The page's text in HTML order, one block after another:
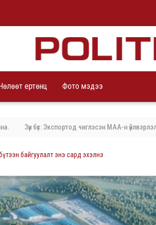
ертөнц Фото мэдээ
Зүүн бүс: Экспортод чиглэсэн МАА-н үйлвэрлэлийг
байгуулалт энэ сард эхэлнэ